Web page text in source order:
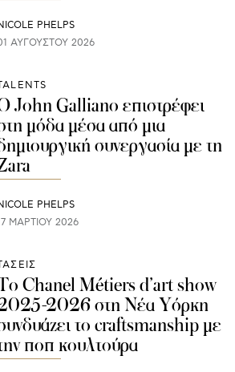
PHELPS
ΑΥΓΟΎΣΤΟΥ 2026
John Galliano επιστρέφει
μόδα μέσα από μια
συνεργασία με τη
PHELPS
ΜΑΡΤΊΟΥ 2026
Chanel Métiers d’art show
2026 στη Νέα Υόρκη
το craftsmanship με
ποπ κουλτούρα